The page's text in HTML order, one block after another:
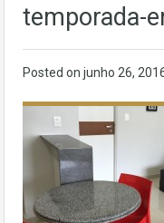
temporada-
Posted on junho 26,